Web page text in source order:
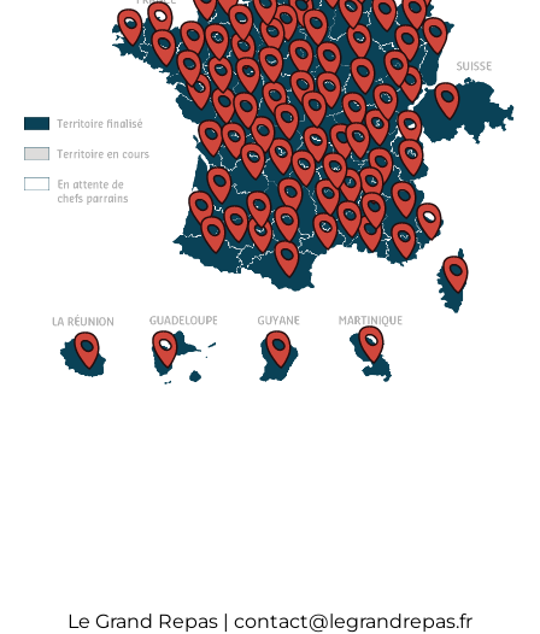
territoires
Le Grand Repas | contact@legrandrepas.fr